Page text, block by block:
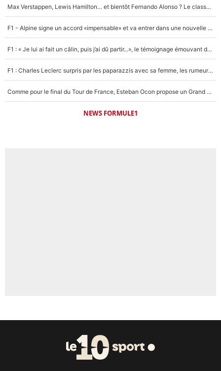
Un autre joueur
5%
Max Verstappen, Lewis Hamilton… et bientôt Fernando Alonso ? Le classement des pilotes les mieux payés en Formule 1 risque de changer !
F1 - Alpine signe un accord «impensable» et va entrer dans une nouvelle dimension : Grande nouvelle pour Pierre Gasly !
F1 : « Je lui ai fait un câlin, puis j’ai dû partir...», le témoignage émouvant de Max Verstappen sur sa fille
F1 : Charles Leclerc surpris par les paparazzis avec sa femme, les rumeurs étaient vraies !
Comme pour le final du Tour de France, Esteban Ocon propose un Grand Prix de Formule 1 à Paris : «Autour de l’Arc de Triomphe, ce serait génial» !
NEWS FORMULE1